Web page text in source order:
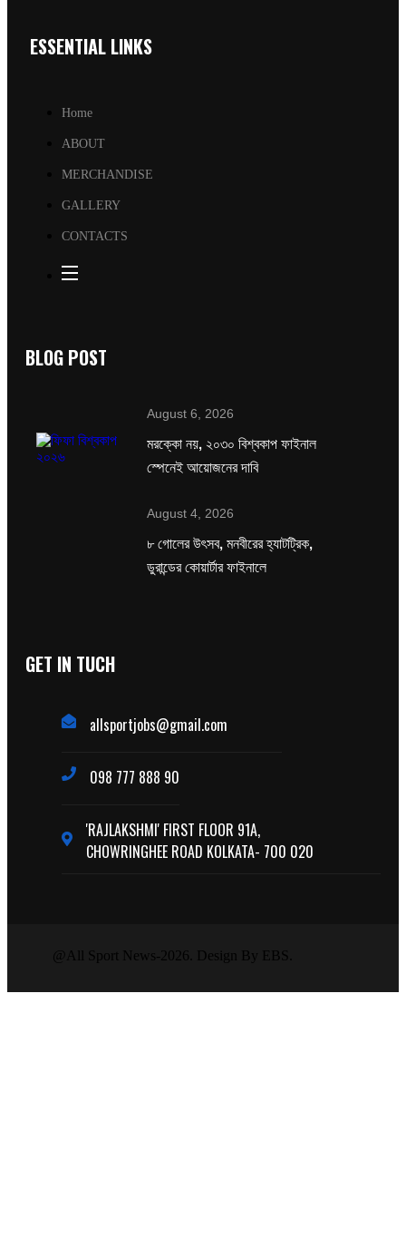
ESSENTIAL LINKS
Home
ABOUT
MERCHANDISE
GALLERY
CONTACTS
BLOG POST
August 6, 2026
মরক্কো নয়, ২০৩০ বিশ্বকাপ ফাইনাল
স্পেনেই আয়োজনের দাবি
August 4, 2026
৮ গোলের উৎসব, মনবীরের হ্যাটট্রিক,
ডুরান্ডের কোয়ার্টার ফাইনালে
GET IN TUCH
allsportjobs@gmail.com
098 777 888 90
'RAJLAKSHMI' FIRST FLOOR 91A,
CHOWRINGHEE ROAD KOLKATA- 700 020
@All Sport News-2026. Design By EBS.